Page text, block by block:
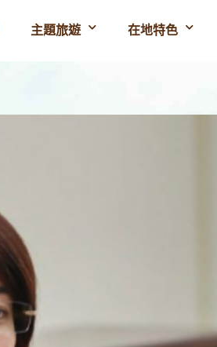
主題旅遊 在地特色